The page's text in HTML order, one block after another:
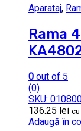
Aparataj,
Rama
0 out of 5
(0)
SKU:
136.25 lei cu
Adaugă în